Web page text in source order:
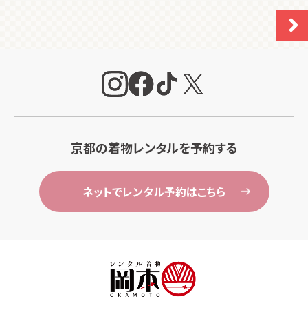
京都の着物レンタルを予約する
ネットでレンタル予約はこちら